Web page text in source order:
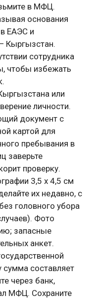
в МФЦ.
основания
ЕАЭС и
Кыргызстан.
сотрудника
чтобы избежать
или
личности.
документ с
картой для
пребывания в
заверьте
проверку.
3,5 x 4,5 см
их недавно, с
головного убора
Фото
запасные
анкет.
составляет
через банк,
МФЦ. Сохраните